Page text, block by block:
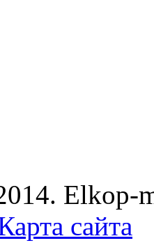
Elkop-
сайта